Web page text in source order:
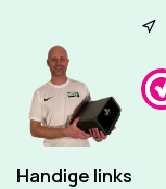
Handige links